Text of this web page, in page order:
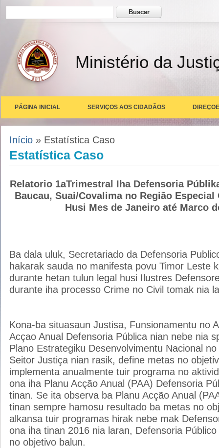
Formulário de busca Buscar
Ministério da
PÁGINA INICIAL SERVIÇOS AOS CIDADÃOS
Você está aqui
Início » Estatística Caso
Estatística Caso
Relatorio 1aTrimestral Iha Defensoria
Baucau, Suai/Covalima no Região Especial
Husi Mes de Janeiro até Marco
Ba dala uluk, Secretariado da Defensoria
hakarak sauda no manifesta povu Timor Leste
durante hetan tulun legal husi Ilustres
durante iha processo Crime no Civil tomak nia
Kona-ba situasaun Justisa, Funsionamentu no
Acçao Anual Defensoria Pública nian nebe nia
Plano Estrategiku Desenvolvimentu Nacional
Seitor Justiça nian rasik, define metas no
implementa anualmente tuir programa no
ona iha Planu Acção Anual (PAA) Defensoria
tinan. Se ita observa ba Planu Acção Anual
tinan sempre hamosu resultado ba metas no
alkansa tuir programas hirak nebe mak
ona iha tinan 2016 nia laran, Defensoria
no objetivo balun.